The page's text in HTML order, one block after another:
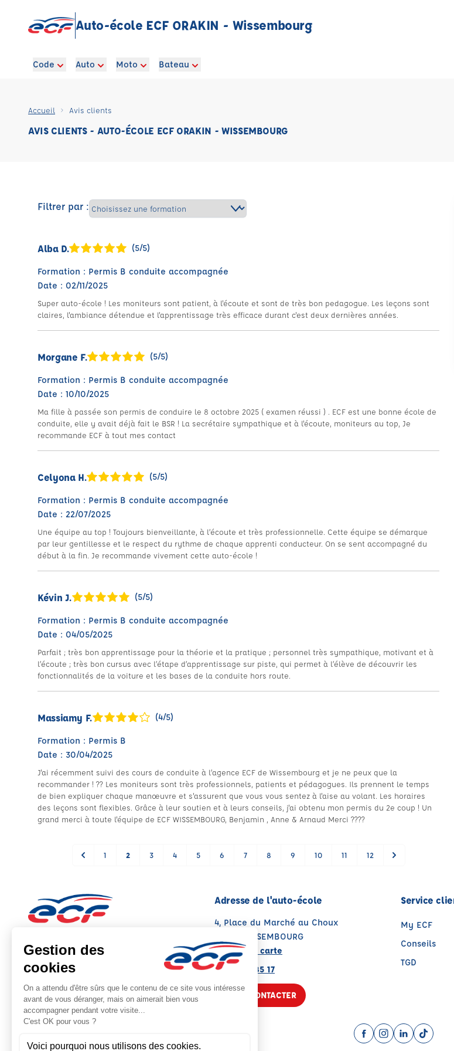
Auto-école ECF ORAKIN - Wissembourg
Code Auto Moto Bateau
Accueil Avis clients
AVIS CLIENTS - AUTO-ÉCOLE ECF ORAKIN - WISSEMBOURG
Filtrer par :
Alba D. (5/5)
Formation : Permis B conduite accompagnée
Date : 02/11/2025
Super auto-école ! Les moniteurs sont patient, à l'écoute et sont de très bon pedagogue. Les leçons sont
claires, l'ambiance détendue et l'apprentissage très efficace durant c'est deux dernières années.
Morgane F. (5/5)
Formation : Permis B conduite accompagnée
Date : 10/10/2025
Ma fille à passée son permis de conduire le 8 octobre 2025 ( examen réussi ) . ECF est une bonne école de
conduite, elle y avait déjà fait le BSR ! La secrétaire sympathique et à l'écoute, moniteurs au top, Je
recommande ECF à tout mes contact
Celyona H. (5/5)
Formation : Permis B conduite accompagnée
Date : 22/07/2025
Une équipe au top ! Toujours bienveillante, à l’écoute et très professionnelle. Cette équipe se démarque
par leur gentillesse et le respect du rythme de chaque apprenti conducteur. On se sent accompagné du
début à la fin. Je recommande vivement cette auto-école !
Kévin J. (5/5)
Formation : Permis B conduite accompagnée
Date : 04/05/2025
Parfait ; très bon apprentissage pour la théorie et la pratique ; personnel très sympathique, motivant et à
l’écoute ; très bon cursus avec l’étape d’apprentissage sur piste, qui permet à l’élève de découvrir les
fonctionnalités de la voiture et les bases de la conduite hors route.
Massiamy F. (4/5)
Formation : Permis B
Date : 30/04/2025
J'ai récemment suivi des cours de conduite à l’agence ECF de Wissembourg et je ne peux que la
recommander ! ?? Les moniteurs sont très professionnels, patients et pédagogues. Ils prennent le temps
de bien expliquer chaque manœuvre et s'assurent que vous vous sentez à l'aise au volant. Les horaires
des leçons sont flexibles. Grâce à leur soutien et à leurs conseils, j'ai obtenu mon permis du 2e coup ! Un
grand merci à toute l'équipe de ECF WISSEMBOURG, Benjamin , Anne & Arnaud Merci ????
1 2 3 4 5 6 7 8 9 10 11 12
Note : 4.8/5
Moyenne calculée sur 58 avis
Adresse de l'auto-école
4, Place du Marché au Choux
67160 WISSEMBOURG
Voir sur la carte
03 88 94 85 17
NOUS CONTACTER
Service
My ECF
Conseils
TGD
Facebook (nouvelle
Instagram
LinkedIn
TikTok